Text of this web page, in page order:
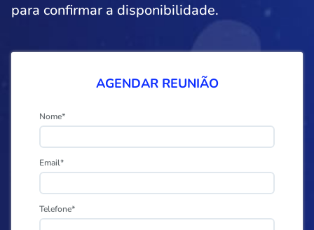
para confirmar a disponibilidade.
AGENDAR REUNIÃO
Nome*
Email*
Telefone*